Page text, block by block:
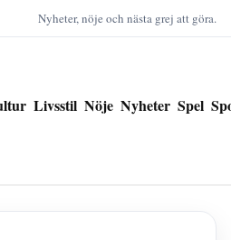
Nyheter, nöje och nästa grej att göra.
Livsstil Nöje Nyheter Spel